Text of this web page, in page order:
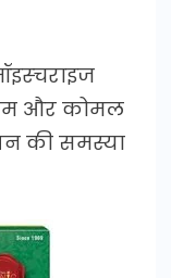
और कोमल
की समस्या